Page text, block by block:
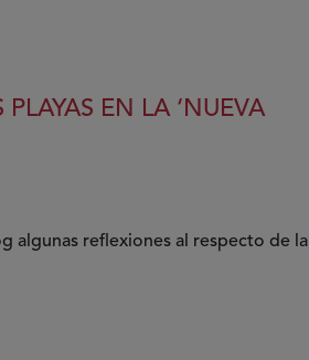
EN LA ‘NUEVA
algunas reflexiones al respecto de la